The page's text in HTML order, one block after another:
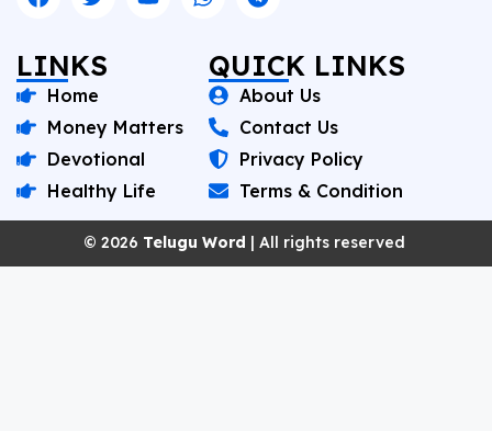
LINKS
Home
Money Matters
Devotional
Healthy Life
QUICK LINKS
About Us
Contact Us
Privacy Policy
Terms & Condition
© 2026 Telugu Word | All rights reserved